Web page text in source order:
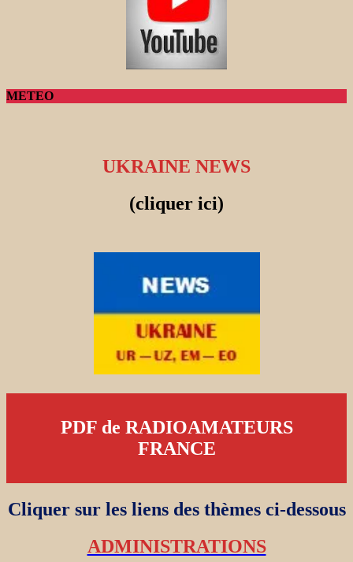
METEO
UKRAINE NEWS
(cliquer ici)
PDF de RADIOAMATEURS
FRANCE
Cliquer sur les liens des thèmes ci-dessous
ADMINISTRATIONS